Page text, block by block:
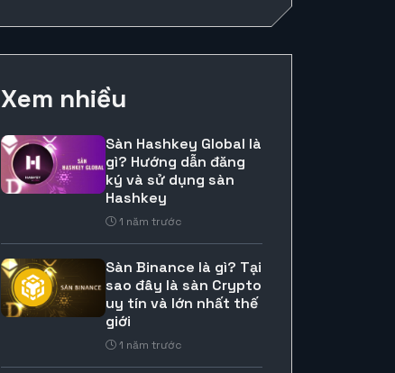
Xem nhiều
Sàn Hashkey Global là
gì? Hướng dẫn đăng
ký và sử dụng sàn
Hashkey
1 năm trước
Sàn Binance là gì? Tại
sao đây là sàn Crypto
uy tín và lớn nhất thế
giới
1 năm trước